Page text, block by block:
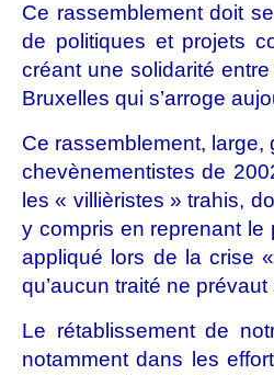
Ce rassemblement doit
de politiques et projets
créant une solidarité
Bruxelles qui s’arroge
Ce rassemblement, large,
chevènementistes de
les « villièristes » trahis,
y compris en reprenant le
appliqué lors de la crise
qu’aucun traité ne
Le rétablissement de
notamment dans les